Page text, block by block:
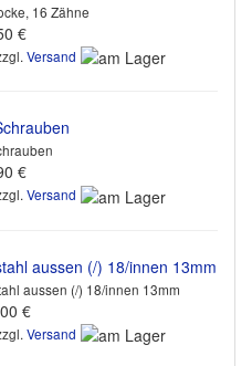
16 Zähne
€
Versand
€
Versand
aussen (/) 18/innen 13mm
€
Versand